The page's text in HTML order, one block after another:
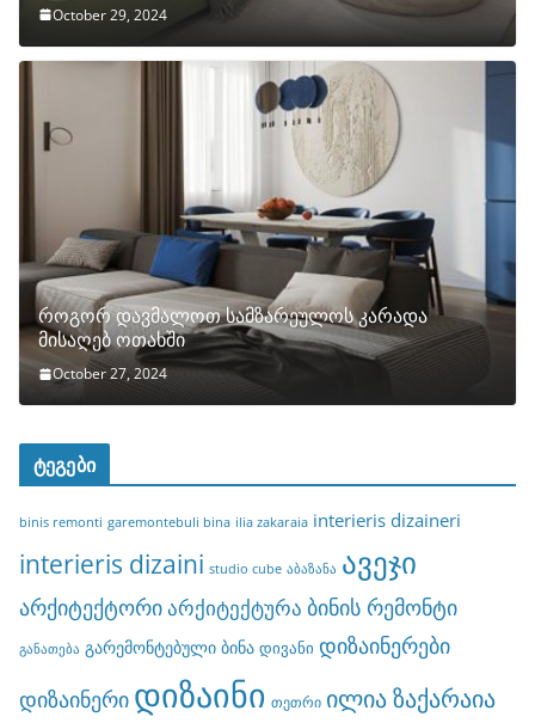
October 29, 2024
როგორ დავმალოთ სამზარეულოს კარადა
მისაღებ ოთახში
October 27, 2024
ტეგები
binis remonti garemontebuli bina ilia zakaraia interieris dizaineri
interieris dizaini studio cube აბაზანა ავეჯი
არქიტექტორიარქიტექტურა ბინის რემონტი
განათება გარემონტებული ბინა დივანი დიზაინერები
დიზაინერი დიზაინი თეთრი ილია ზაქარაია